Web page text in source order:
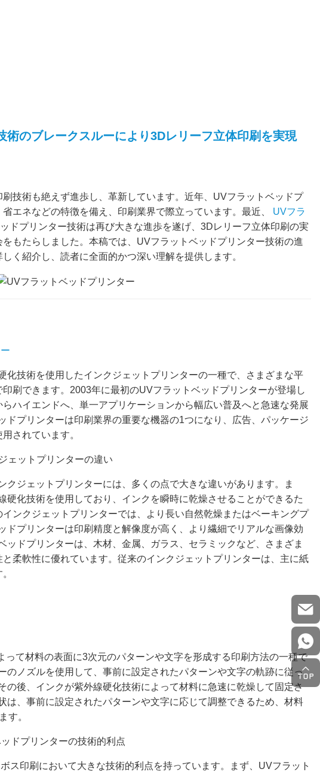
術のブレークスルーにより3Dレリーフ立体印刷を実現
技術も絶えず進歩し、革新しています。近年、UVフラットベッドプ
エネなどの特徴を備え、印刷業界で際立っています。最近、 UVフラ
ドプリンター技術は再び大きな進歩を遂げ、3Dレリーフ立体印刷の実
もたらしました。本稿では、UVフラットベッドプリンター技術の進
く紹介し、読者に全面的かつ深い理解を提供します。
化技術を使用したインクジェットプリンターの一種で、さまざまな平
刷できます。2003年に最初のUVフラットベッドプリンターが登場し
ハイエンドへ、単一アプリケーションから幅広い普及へと急速な発展
ドプリンターは印刷業界の重要な機器の1つになり、広告、パッケージ
されています。
ェットプリンターの違い
クジェットプリンターには、多くの点で大きな違いがあります。ま
硬化技術を使用しており、インクを瞬時に乾燥させることができるた
ンクジェットプリンターでは、より長い自然乾燥またはベーキングプ
ドプリンターは印刷精度と解像度が高く、より繊細でリアルな画像効
ドプリンターは、木材、金属、ガラス、セラミックなど、さまざま
柔軟性に優れています。従来のインクジェットプリンターは、主に紙
て材料の表面に3次元のパターンや文字を形成する印刷方法の一種で
のノズルを使用して、事前に設定されたパターンや文字の軌跡に従っ
の後、インクが紫外線硬化技術によって材料に急速に乾燥して固定さ
は、事前に設定されたパターンや文字に応じて調整できるため、材料
す。
ドプリンターの技術的利点
ス印刷において大きな技術的利点を持っています。まず、UVフラット